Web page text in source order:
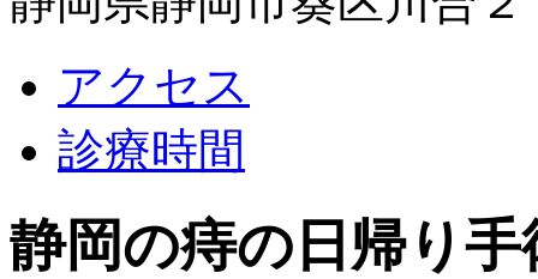
アクセス
診療時間
静岡の痔の日帰り